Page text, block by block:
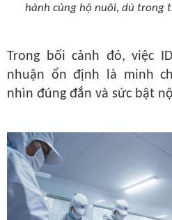
hành cùng hộ nuôi, dù trong
Trong bối cảnh đó, việc
nhuận ổn định là minh
nhìn đúng đắn và sức bật